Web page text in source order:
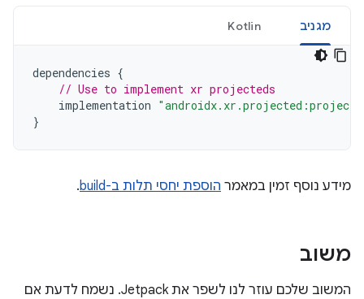
מגניב Kotlin
dependencies {
// Use to implement xr projecteds
implementation
}
מידע נוסף זמין במאמר הוספת יחסי תלות ב-build .
משוב
המשוב שלכם עוזר לנו לשפר את Jetpack. נשמח לדעת אם